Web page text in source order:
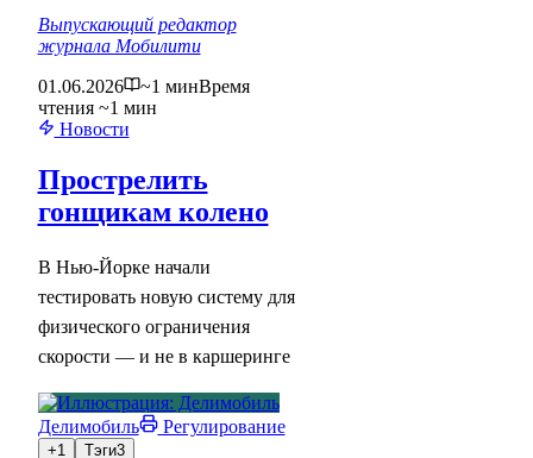
Выпускающий редактор
журнала Мобилити
01.06.2026
~1 минВремя
чтения ~1 мин
Новости
Прострелить
гонщикам колено
В Нью-Йорке начали
тестировать новую систему для
физического ограничения
скорости — и не в каршеринге
Делимобиль Регулирование
+1 Тэги3